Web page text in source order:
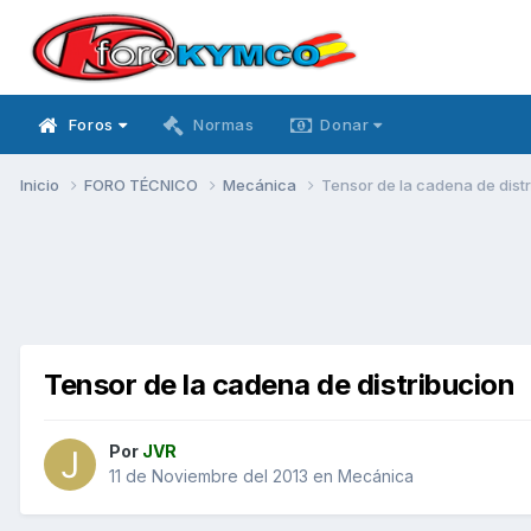
Foros Normas Donar
Inicio FORO TÉCNICO Mecánica Tensor de la cadena de
Tensor de la cadena de distribucion
Por JVR
11 de Noviembre del 2013 en Mecánica